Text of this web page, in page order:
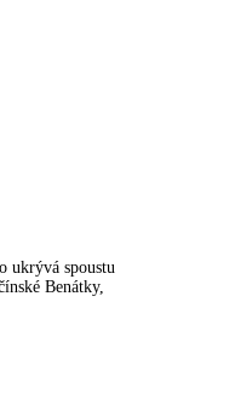
ukrývá spoustu
Benátky,